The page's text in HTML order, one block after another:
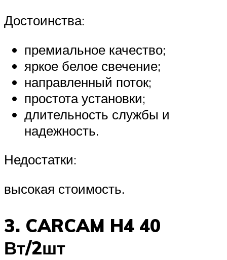
Достоинства:
премиальное качество;
яркое белое свечение;
направленный поток;
простота установки;
длительность службы и
надежность.
Недостатки:
высокая стоимость.
3. CARCAM H4 40
Вт/2шт